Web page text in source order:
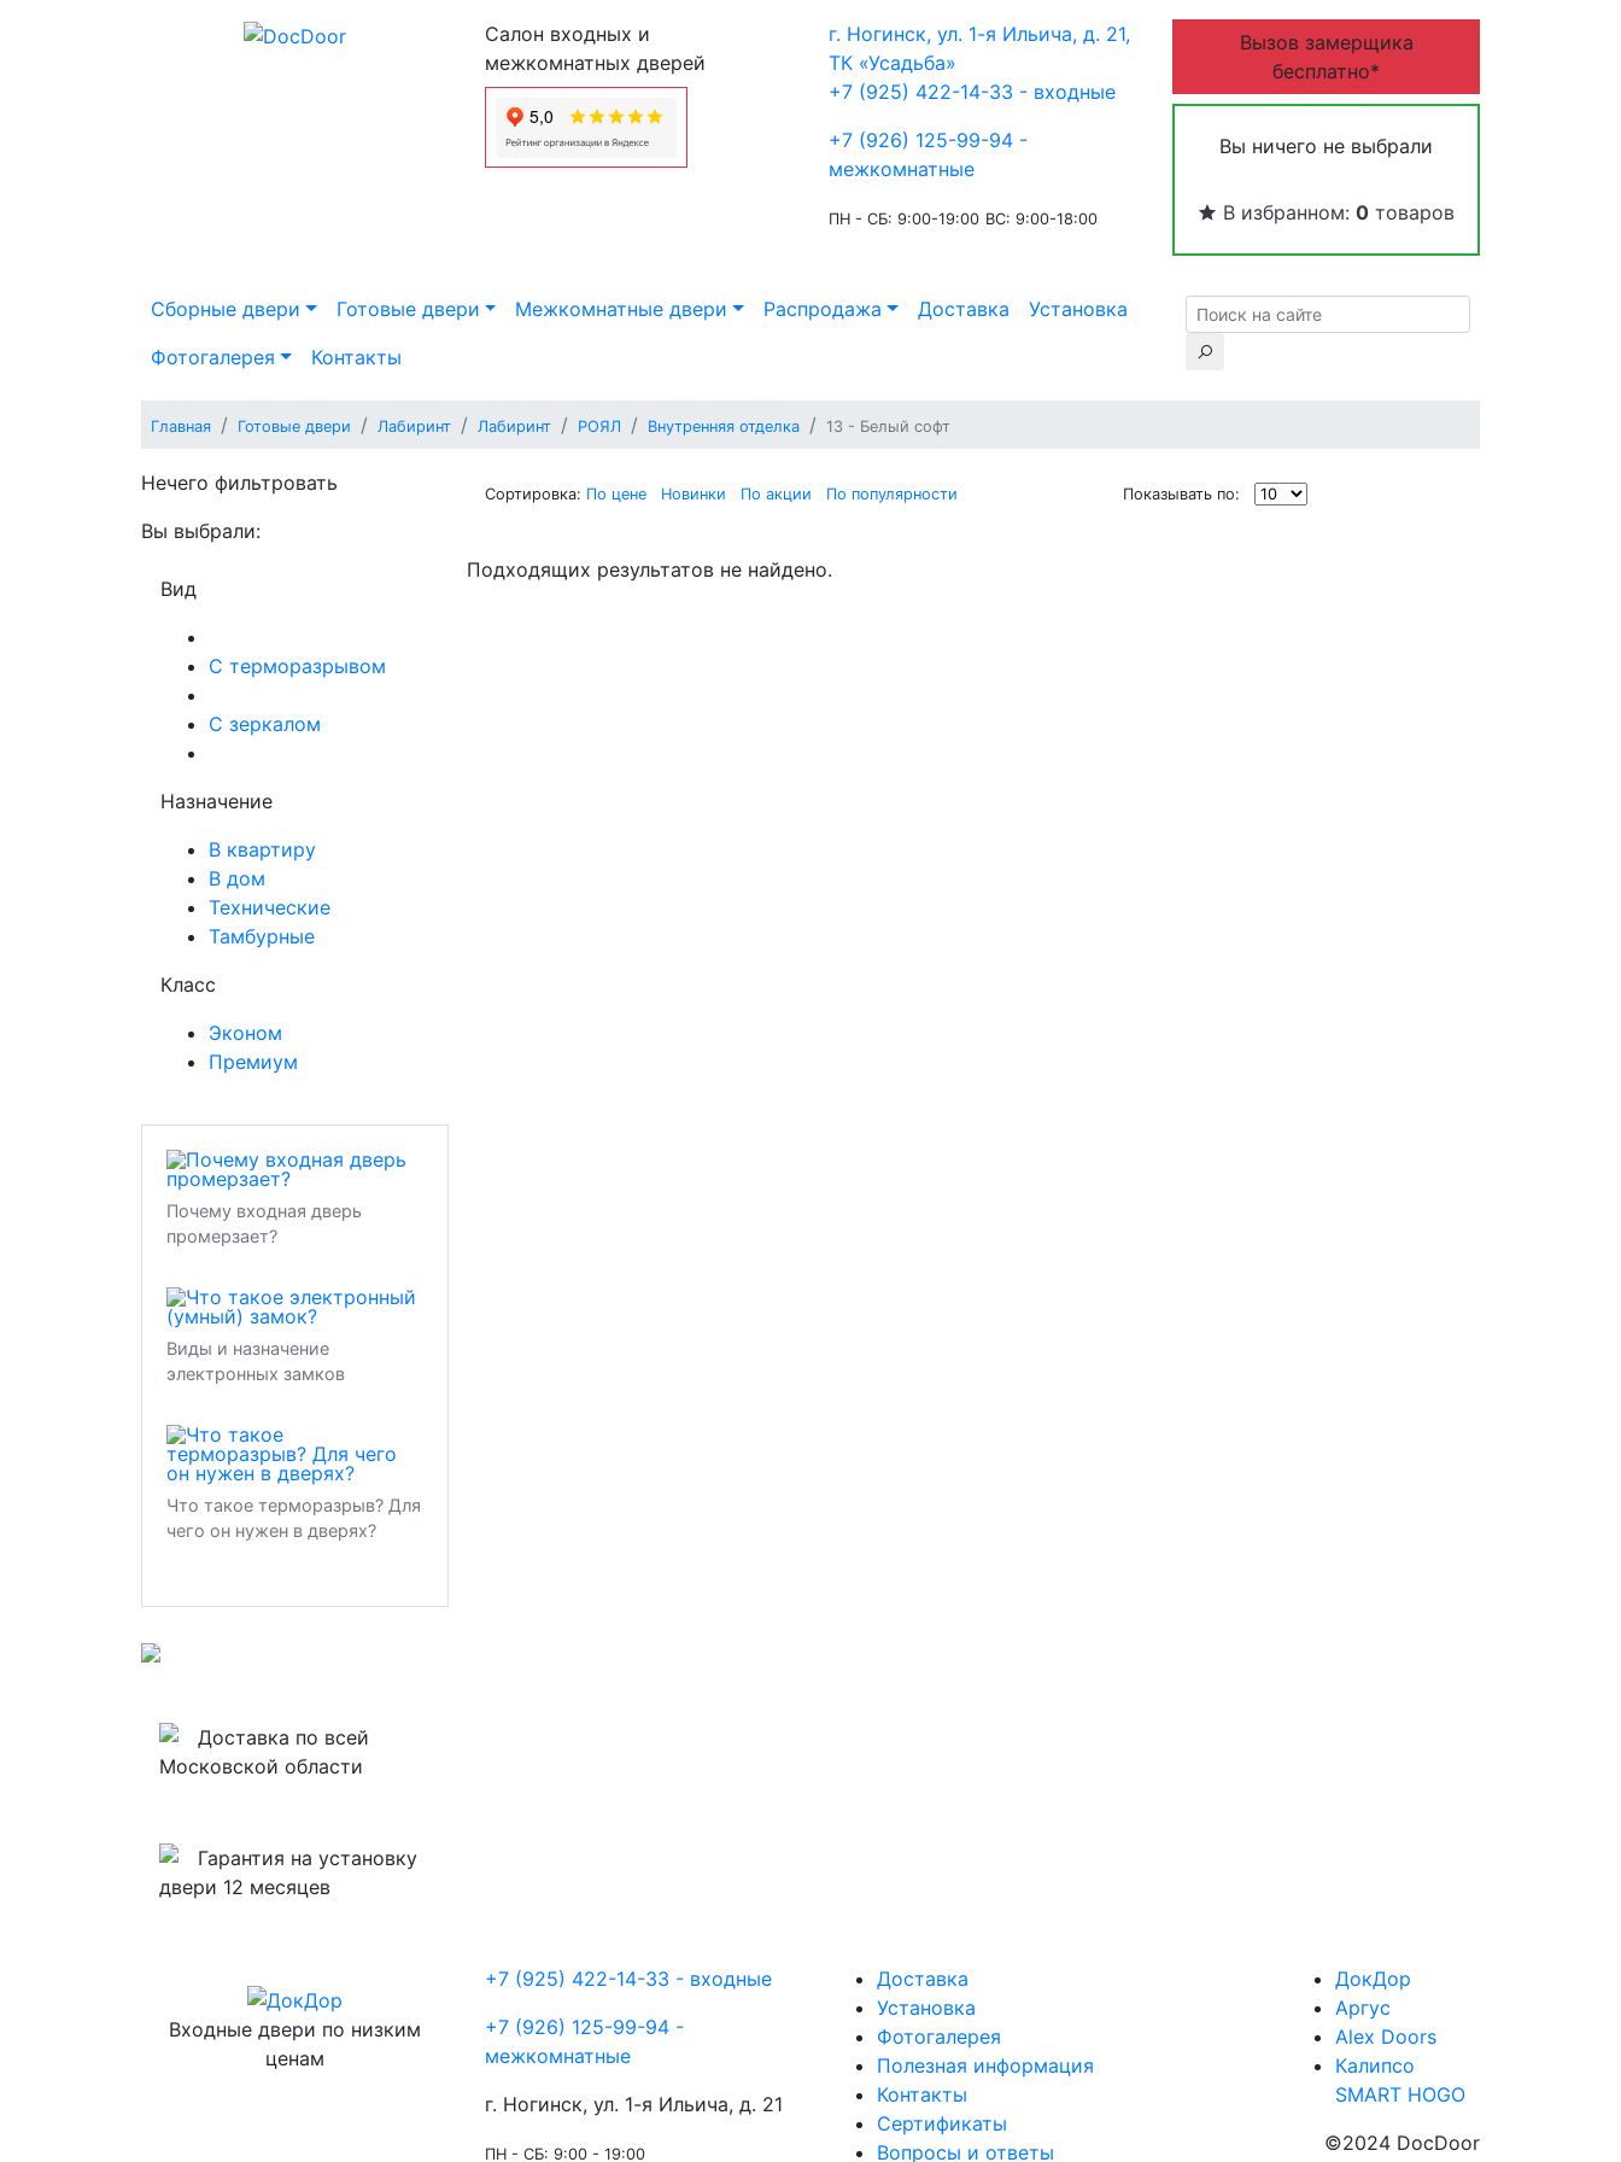
Салон входных и
межкомнатных дверей
г. Ногинск, ул. 1-я Ильича, д. 21,
ТК «Усадьба»
+7 (925) 422-14-33 - входные
+7 (926) 125-99-94 -
межкомнатные
ПН - СБ: 9:00-19:00 ВС: 9:00-18:00
Вызов замерщика
бесплатно*
Вы ничего не выбрали
В избранном: 0 товаров
Сборные двери Готовые двери Межкомнатные двери Распродажа Доставка
Установка
Фотогалерея
Контакты
Главная Готовые двери Лабиринт Лабиринт РОЯЛ Внутренняя отделка 13 - Белый софт
Сортировка: По цене Новинки По акции По популярности Показывать по:
Подходящих результатов не найдено.
Нечего фильтровать
Вы выбрали:
Вид
С терморазрывом
С зеркалом
Назначение
В квартиру
В дом
Технические
Тамбурные
Класс
Эконом
Премиум
Почему входная дверь
промерзает?
Виды и назначение
электронных замков
Что такое терморазрыв? Для
чего он нужен в дверях?
Доставка по всей
Московской области
Гарантия на установку
двери 12 месяцев
Входные двери по низким
ценам
+7 (925) 422-14-33 - входные
+7 (926) 125-99-94 -
межкомнатные
г. Ногинск, ул. 1-я Ильича, д. 21
ПН - СБ: 9:00 - 19:00
Доставка
Установка
Фотогалерея
Полезная информация
Контакты
Сертификаты
Вопросы и ответы
ДокДор
Аргус
Alex Doors
Калипсо
SMART HOGO
©2024 DocDoor